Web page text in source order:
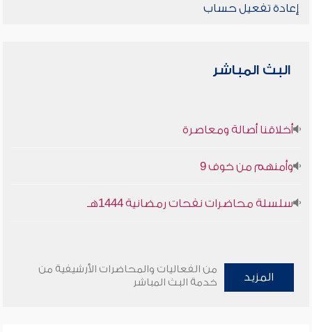
إعادة تفعيل حساب
البث المباشر
أخلاقنا أصالة ومعاصرة
وأمنهم من خوف 9
سلسلة محاضرات نفحات رمضانية 1444هـ
المزيد
من الفعاليات والمحاضرات الأرشيفية من
خدمة البث المباشر